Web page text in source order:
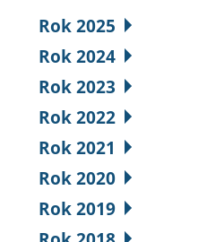
Rok 2025
Rok 2024
Rok 2023
Rok 2022
Rok 2021
Rok 2020
Rok 2019